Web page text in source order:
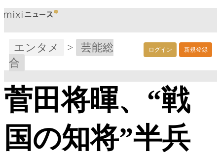
ログイン 新規登録
エンタメ >
芸能総
合
菅田将暉、“戦
国の知将”半兵